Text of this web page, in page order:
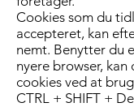
Cookies som du
accepteret, kan
nemt. Benytter du
nyere browser,
cookies ved at
CTRL + SHIFT +